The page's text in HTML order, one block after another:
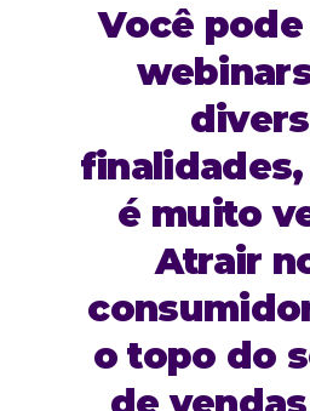
Você
é muito
Atrair
o topo do